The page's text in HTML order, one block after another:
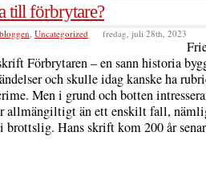
till förbrytare?
Uncategorized fredag, juli 28th, 2023
Förbrytaren – en sann historia
och skulle idag kanske ha
Men i grund och botten
allmängiltigt än ett enskilt fall,
brottslig. Hans skrift kom 200 år